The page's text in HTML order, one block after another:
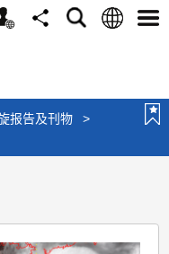
分
搜
语
选
报告及刊物
>